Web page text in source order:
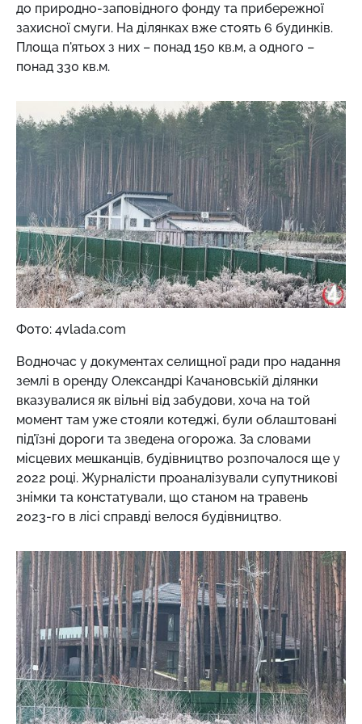
до природно-заповідного фонду та прибережної
захисної смуги. На ділянках вже стоять 6 будинків.
Площа п'ятьох з них – понад 150 кв.м, а одного –
понад 330 кв.м.
Фото: 4vlada.com
Водночас у документах селищної ради про надання
землі в оренду Олександрі Качановській ділянки
вказувалися як вільні від забудови, хоча на той
момент там уже стояли котеджі, були облаштовані
під'їзні дороги та зведена огорожа. За словами
місцевих мешканців, будівництво розпочалося ще у
2022 році. Журналісти проаналізували супутникові
знімки та констатували, що станом на травень
2023-го в лісі справді велося будівництво.